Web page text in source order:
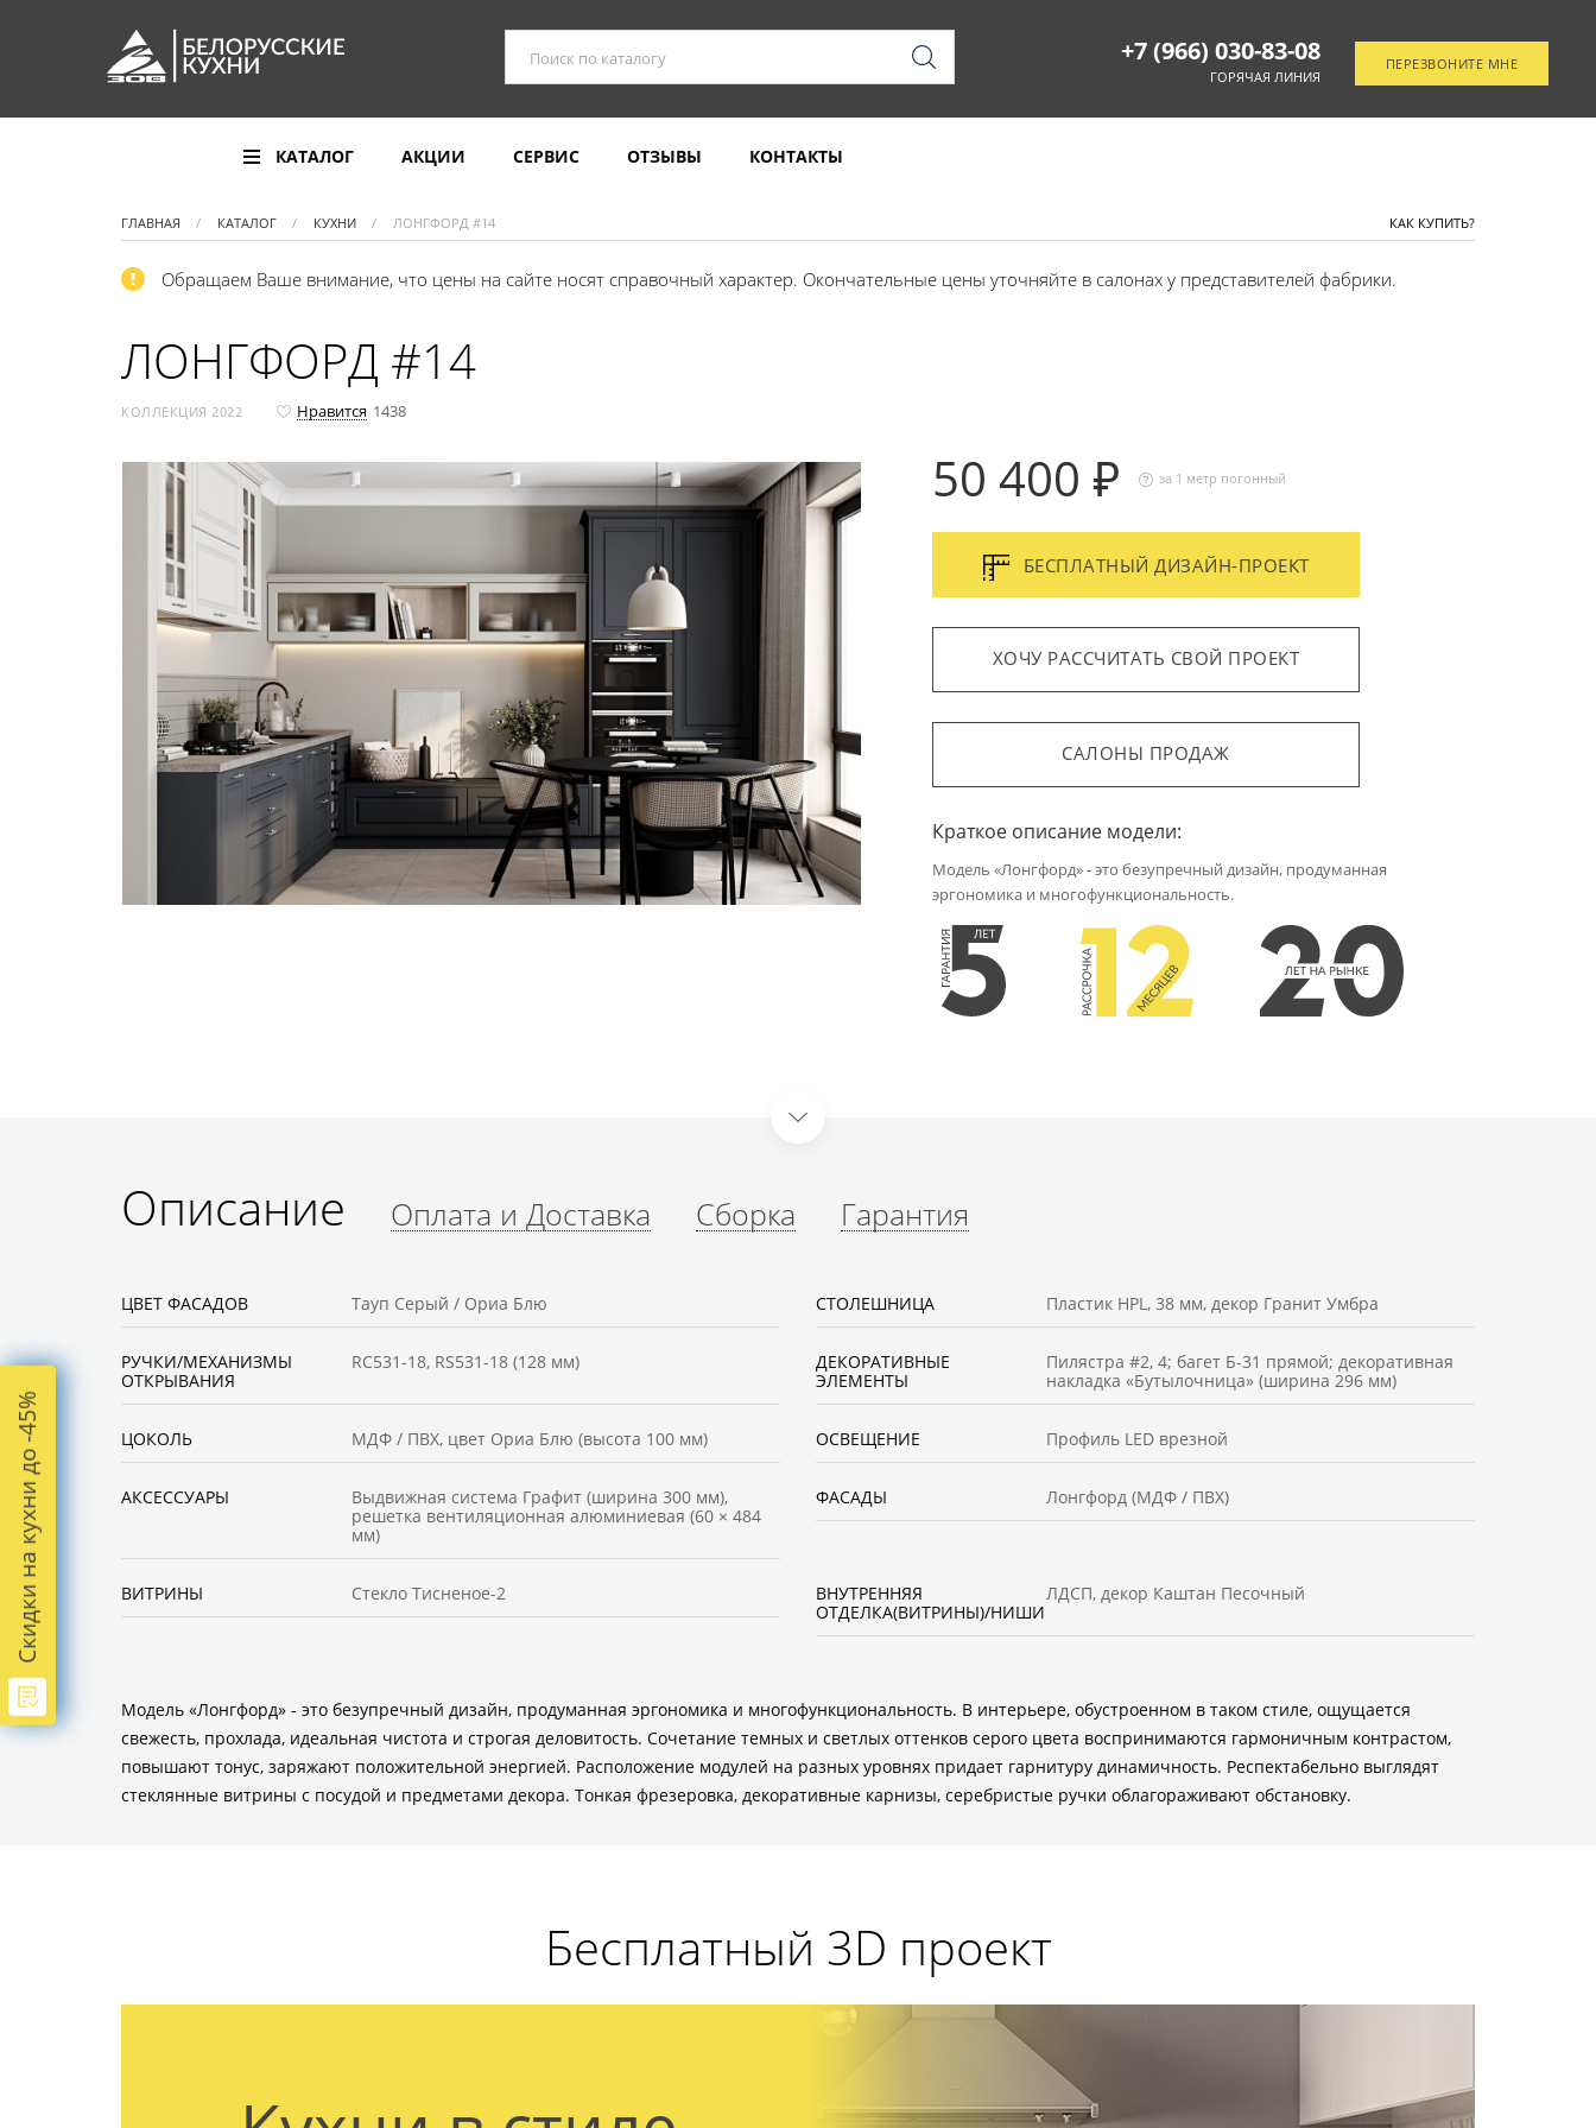
Скидки на кухни до -45%
+7 (966) 030-83-08
ГОРЯЧАЯ ЛИНИЯ
ПЕРЕЗВОНИТЕ МНЕ
КАТАЛОГ АКЦИИ СЕРВИС ОТЗЫВЫ КОНТАКТЫ
ГЛАВНАЯ КАТАЛОГ КУХНИ ЛОНГФОРД #14 КАК КУПИТЬ?
Обращаем Ваше внимание, что цены на сайте носят справочный характер. Окончательные цены уточняйте в салонах у представителей фабрики.
ЛОНГФОРД #14
КОЛЛЕКЦИЯ 2022 Нравится 1438
50 400 ₽ за 1 метр погонный
БЕСПЛАТНЫЙ ДИЗАЙН-ПРОЕКТ
ХОЧУ РАССЧИТАТЬ СВОЙ ПРОЕКТ
САЛОНЫ ПРОДАЖ
Краткое описание модели:
Модель «Лонгфорд» - это безупречный дизайн, продуманная
эргономика и многофункциональность.
Описание Оплата и Доставка Сборка Гарантия
ЦВЕТ ФАСАДОВ Тауп Серый / Ориа Блю СТОЛЕШНИЦА Пластик HPL, 38 мм, декор Гранит Умбра
РУЧКИ/МЕХАНИЗМЫ
ОТКРЫВАНИЯ
RC531-18, RS531-18 (128 мм)
ДЕКОРАТИВНЫЕ
ЭЛЕМЕНТЫ
Пилястра #2, 4; багет Б-31 прямой; декоративная
накладка «Бутылочница» (ширина 296 мм)
ЦОКОЛЬ МДФ / ПВХ, цвет Ориа Блю (высота 100 мм) ОСВЕЩЕНИЕ Профиль LED врезной
АКСЕССУАРЫ
Выдвижная система Графит (ширина 300 мм),
решетка вентиляционная алюминиевая (60 × 484
мм)
ФАСАДЫ Лонгфорд (МДФ / ПВХ)
ВИТРИНЫ Стекло Тисненое-2
ВНУТРЕННЯЯ
ОТДЕЛКА(ВИТРИНЫ)/НИШИ
ЛДСП, декор Каштан Песочный
Модель «Лонгфорд» - это безупречный дизайн, продуманная эргономика и многофункциональность. В интерьере, обустроенном в таком стиле, ощущается
свежесть, прохлада, идеальная чистота и строгая деловитость. Сочетание темных и светлых оттенков серого цвета воспринимаются гармоничным контрастом,
повышают тонус, заряжают положительной энергией. Расположение модулей на разных уровнях придает гарнитуру динамичность. Респектабельно выглядят
стеклянные витрины с посудой и предметами декора. Тонкая фрезеровка, декоративные карнизы, серебристые ручки облагораживают обстановку.
Бесплатный 3D проект